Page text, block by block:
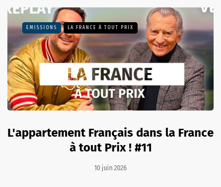
EMISSIONS LA FRANCE À TOUT PRIX
L'appartement Français dans la France
à tout Prix ! #11
10 juin 2026